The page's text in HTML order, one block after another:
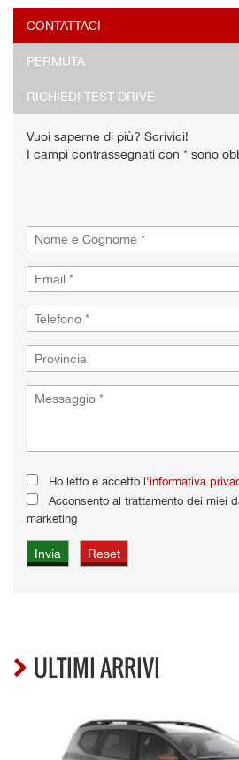
CONTATTACI
PERMUTA
RICHIEDI TEST DRIVE
Vuoi saperne di più? Scrivici!
I campi contrassegnati con * sono
Ho letto e accetto l'informativa
Acconsento al trattamento dei miei
marketing
ULTIMI ARRIVI